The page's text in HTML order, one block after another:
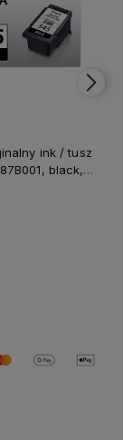
ink / tusz
black,